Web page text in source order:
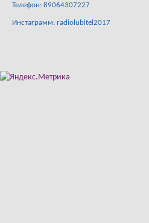
Телефон: 89064307227
Инстаграмм: radiolubitel2017